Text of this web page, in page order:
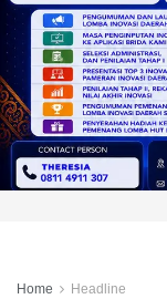
Home Headline